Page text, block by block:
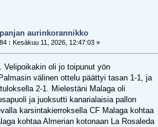
aurinkorannikko
: Kesäkuu 11, 2026, 12:47:03 »
oli jo toipunut yön
välinen ottelu päättyi tasan 1-1, ja
2-1. Mielestäni Malaga oli
ja juoksutti kanarialaisia pallon
karsintakierroksella CF Malaga kohtaa
kohtaa Almerian kotonaan La Rosaleda